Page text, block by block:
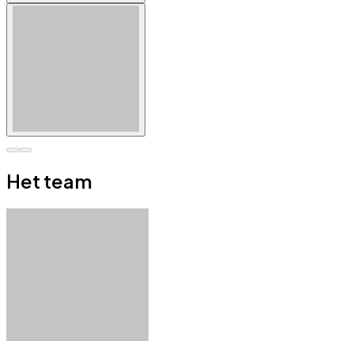
Het team